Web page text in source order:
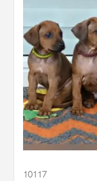
10117